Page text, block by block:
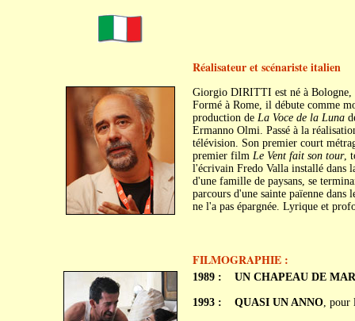
Réalisateur et scénariste italien
Giorgio DIRITTI est né à Bologne,
Formé à Rome, il débute comme
production de La Voce de la Luna
Ermanno Olmi. Passé à la
télévision. Son premier court
premier film Le Vent fait son tour,
l'écrivain Fredo Valla installé dans
d'une famille de paysans, se
parcours d'une sainte païenne
ne l'a pas épargnée. Lyrique et
FILMOGRAPHIE :
1989 :
1993 :
UN CHAPEAU DE
QUASI UN ANNO, pour